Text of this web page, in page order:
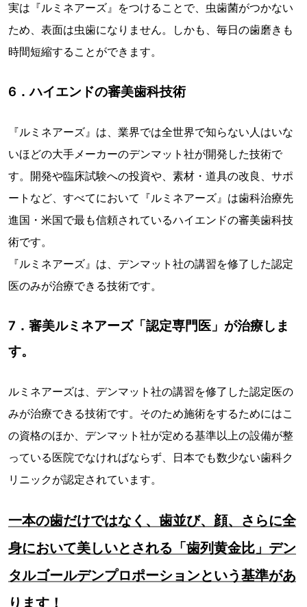
実は『ルミネアーズ』をつけることで、虫歯菌がつかない
ため、表面は虫歯になりません。しかも、毎日の歯磨きも
時間短縮することができます。
6．ハイエンドの審美歯科技術
『ルミネアーズ』は、業界では全世界で知らない人はいな
いほどの大手メーカーのデンマット社が開発した技術で
す。開発や臨床試験への投資や、素材・道具の改良、サポ
ートなど、すべてにおいて『ルミネアーズ』は歯科治療先
進国・米国で最も信頼されているハイエンドの審美歯科技
術です。
『ルミネアーズ』は、デンマット社の講習を修了した認定
医のみが治療できる技術です。
7．審美ルミネアーズ「認定専門医」が治療しま
す。
ルミネアーズは、デンマット社の講習を修了した認定医の
みが治療できる技術です。そのため施術をするためにはこ
の資格のほか、デンマット社が定める基準以上の設備が整
っている医院でなければならず、日本でも数少ない歯科ク
リニックが認定されています。
一本の歯だけではなく、歯並び、顔、さらに全
身において美しいとされる「歯列黄金比」デン
タルゴールデンプロポーションという基準があ
ります！